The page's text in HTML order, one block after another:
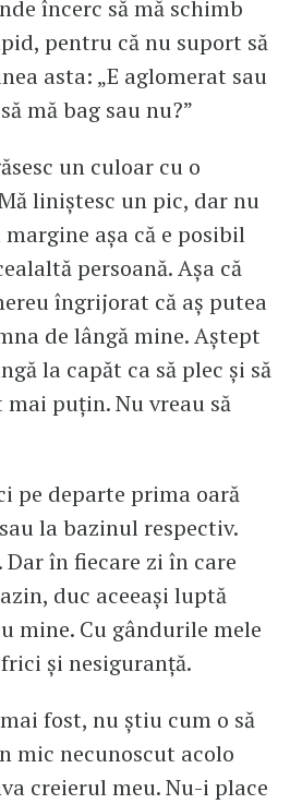
încerc să mă schimb
pentru că nu suport să
asta: „E aglomerat sau
mă bag sau nu?”
un culoar cu o
liniștesc un pic, dar nu
așa că e posibil
persoană. Așa că
îngrijorat că aș putea
de lângă mine. Aștept
la capăt ca să plec și să
puțin. Nu vreau să
pe departe prima oară
la bazinul respectiv.
Dar în fiecare zi în care
duc aceeași luptă
mine. Cu gândurile mele
și nesiguranță.
fost, nu știu cum o să
mic necunoscut acolo
creierul meu. Nu-i place